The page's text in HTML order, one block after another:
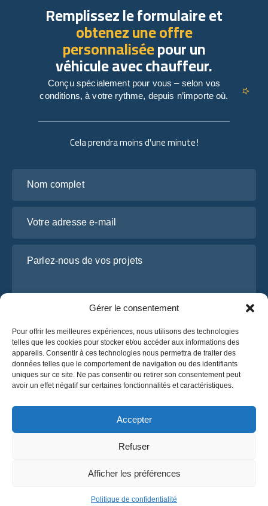
Gérer le consentement
Pour offrir les meilleures expériences, nous utilisons des technologies
telles que les cookies pour stocker et/ou accéder aux informations des
appareils. Consentir à ces technologies nous permettra de traiter des
données telles que le comportement de navigation ou des identifiants
uniques sur ce site. Ne pas consentir ou retirer son consentement peut
avoir un effet négatif sur certaines fonctionnalités et caractéristiques.
Accepter
Refuser
Afficher les préférences
Politique de confidentialité
Politique de confidentialité
Conditions générales
Cela prendra moins d'une minute !
J’ai lu et j’accepte lapolitique de confidentialité
d’OsaBus.
Obtenez un devis
Obtenez un devis
Remplissez le formulaire et
obtenez une offre
personnaliséepour un
véhicule avec chauffeur.
Conçu spécialement pour vous – selon vos
conditions, à votre rythme, depuis n’importe où.